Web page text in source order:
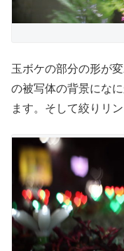
玉ボケの部分の形が
の被写体の背景にな
ます。そして絞りリ